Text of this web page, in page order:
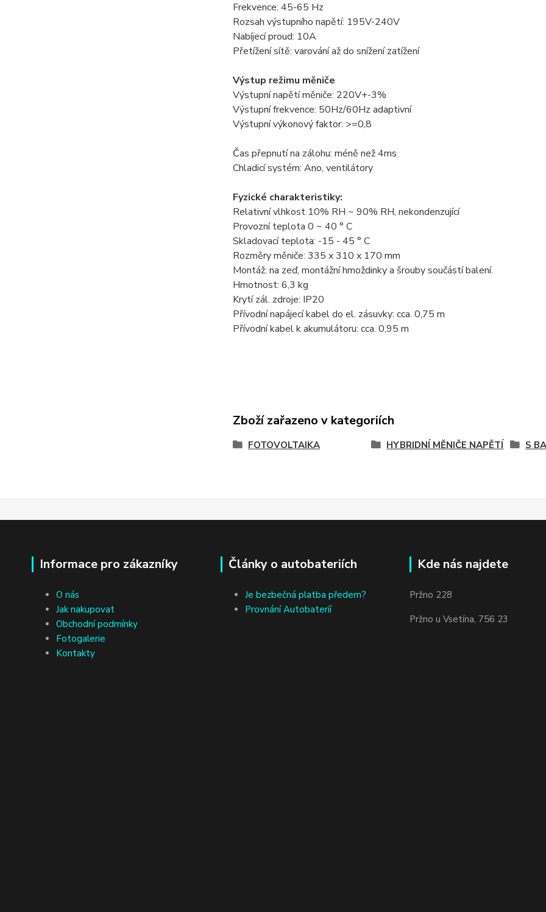
Frekvence: 45-65 Hz
Rozsah výstupního napětí: 195V-240V
Nabíjecí proud: 10A
Přetížení sítě: varování až do snížení zatížení
Výstup režimu měniče
Výstupní napětí měniče: 220V+-3%
Výstupní frekvence: 50Hz/60Hz adaptivní
Výstupní výkonový faktor: >=0,8
Čas přepnutí na zálohu: méně než 4ms
Chladicí systém: Ano, ventilátory
Fyzické charakteristiky:
Relativní vlhkost 10% RH ~ 90% RH, nekondenzující
Provozní teplota 0 ~ 40 ° C
Skladovací teplota: -15 - 45 ° C
Rozměry měniče: 335 x 310 x 170 mm
Montáž: na zeď, montážní hmoždinky a šrouby součástí balení.
Hmotnost: 6,3 kg
Krytí zál. zdroje: IP20
Přívodní napájecí kabel do el. zásuvky: cca. 0,75 m
Přívodní kabel k akumulátoru: cca. 0,95 m
Zboží zařazeno v kategoriích
FOTOVOLTAIKA HYBRIDNÍ MĚNIČE NAPĚTÍ S
Informace pro zákazníky
O nás
Jak nakupovat
Obchodní podmínky
Fotogalerie
Kontakty
Články o autobateriích
Je bezbečná platba předem?
Provnání Autobateríí
Kde nás najdete
Pržno 228
Pržno u Vsetína, 756 23